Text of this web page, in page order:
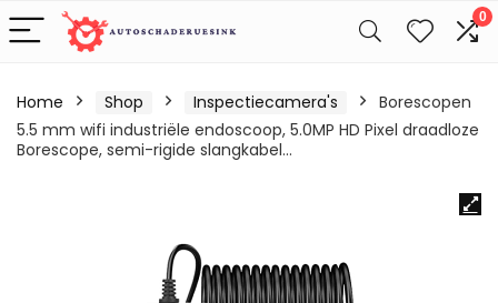
0
Home Shop Inspectiecamera's
Borescopen
5.5 mm wifi industriële endoscoop, 5.0MP HD Pixel draadloze
Borescope, semi-rigide slangkabel…